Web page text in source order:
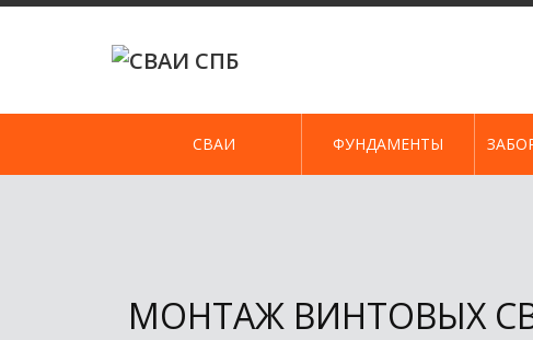
Skip
СВАИ ФУНДАМЕНТЫ
МОНТАЖ ВИНТОВЫХ